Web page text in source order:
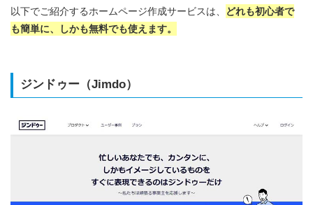
以下でご紹介するホームページ作成サービスは、
どれも初心者で
も簡単に、しかも無料でも使えます。
ジンドゥー（Jimdo）